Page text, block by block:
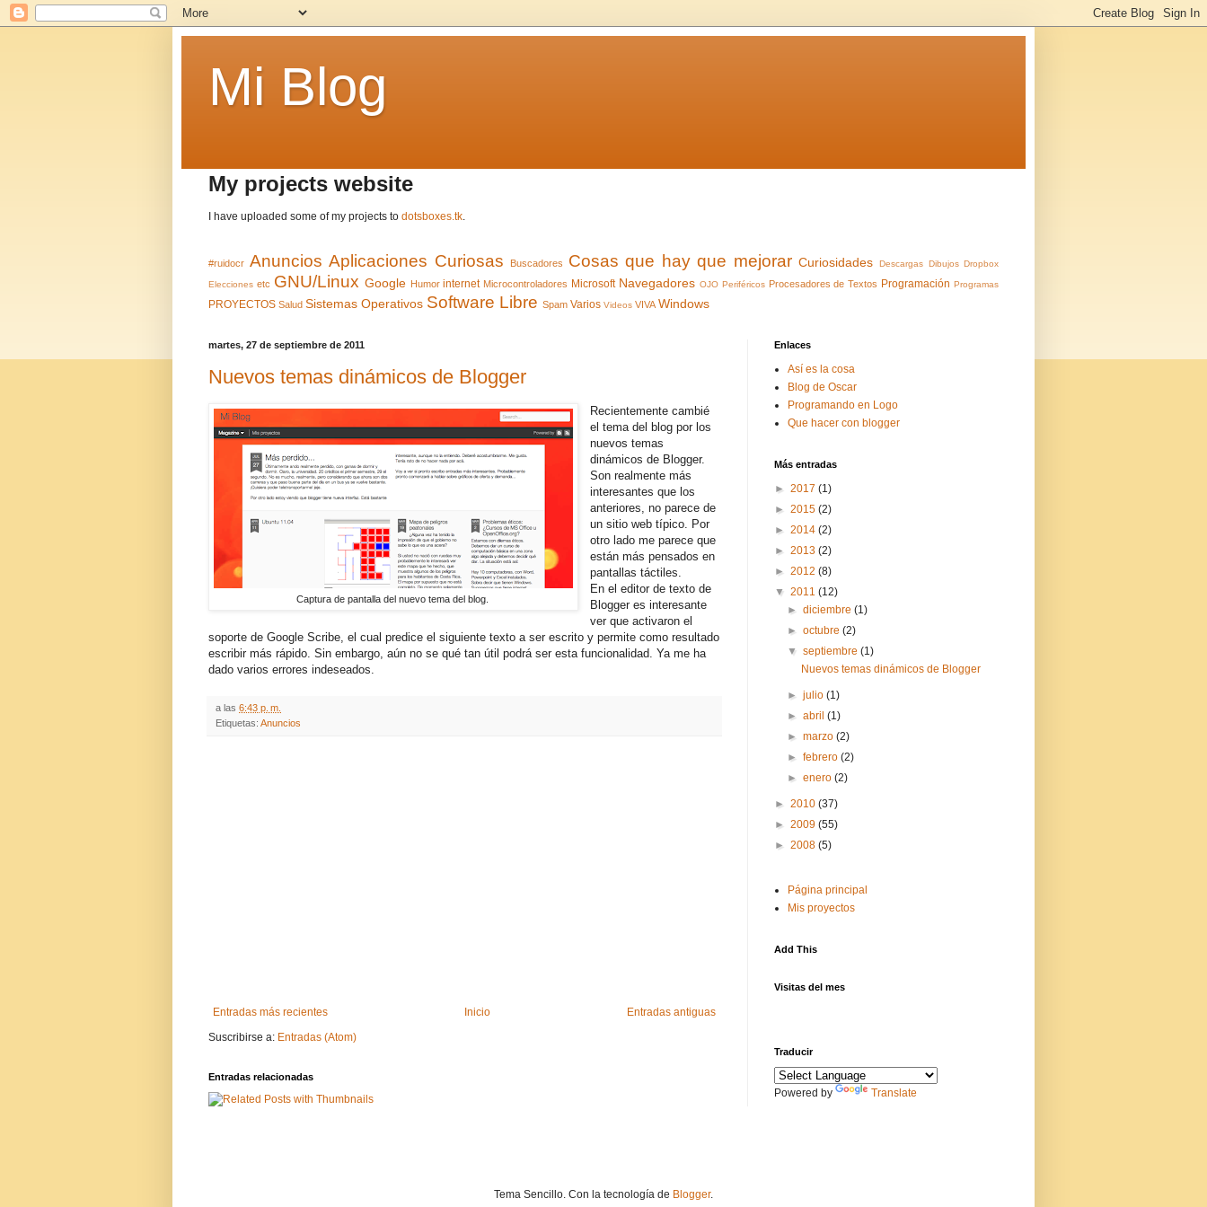
Mi Blog
My projects website
I have uploaded some of my projects to dotsboxes.tk.
#ruidocr Anuncios Aplicaciones Curiosas Buscadores Cosas que hay que mejorar Curiosidades Descargas Dibujos Dropbox
Elecciones etc GNU/Linux Google Humor internet Microcontroladores Microsoft Navegadores OJO Periféricos Procesadores de Textos Programación Programas
PROYECTOS Salud Sistemas Operativos Software Libre Spam Varios Videos VIVA Windows
martes, 27 de septiembre de 2011
Nuevos temas dinámicos de Blogger
Captura de pantalla del nuevo tema del blog.
Recientemente cambié
el tema del blog por los
nuevos temas
dinámicos de Blogger.
Son realmente más
interesantes que los
anteriores, no parece de
un sitio web típico. Por
otro lado me parece que
están más pensados en
pantallas táctiles.
En el editor de texto de
Blogger es interesante
ver que activaron el
soporte de Google Scribe, el cual predice el siguiente texto a ser escrito y permite como resultado
escribir más rápido. Sin embargo, aún no se qué tan útil podrá ser esta funcionalidad. Ya me ha
dado varios errores indeseados.
a las 6:43 p. m.
Etiquetas: Anuncios
Entradas más recientes Entradas antiguas
Inicio
Suscribirse a: Entradas (Atom)
Entradas relacionadas
Enlaces
Así es la cosa
Blog de Oscar
Programando en Logo
Que hacer con blogger
Más entradas
► 2017 (1)
► 2015 (2)
► 2014 (2)
► 2013 (2)
► 2012 (8)
▼ 2011 (12)
►diciembre(1)
►octubre(2)
▼septiembre(1)
Nuevos temas dinámicos de Blogger
►julio(1)
►abril(1)
►marzo(2)
►febrero(2)
►enero(2)
► 2010 (37)
► 2009 (55)
► 2008 (5)
Página principal
Mis proyectos
Add This
Visitas del mes
Traducir
Powered by Translate
Tema Sencillo. Con la tecnología de Blogger.